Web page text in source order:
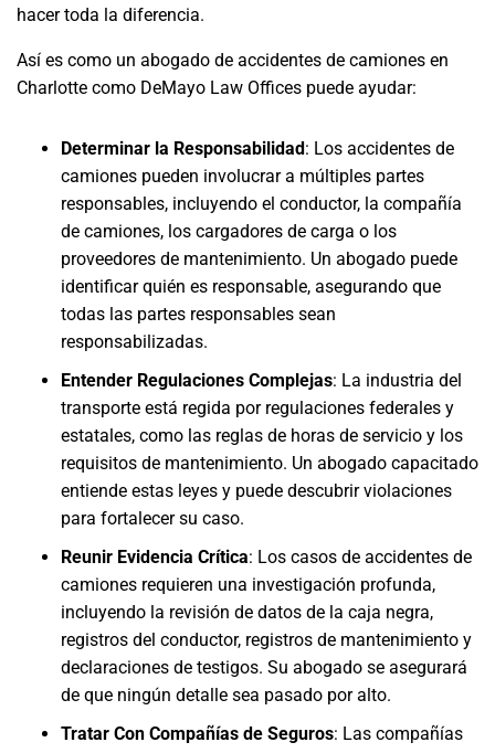
hacer toda la diferencia.
Así es como un abogado de accidentes de camiones en
Charlotte como DeMayo Law Offices puede ayudar:
Determinar la Responsabilidad: Los accidentes de
camiones pueden involucrar a múltiples partes
responsables, incluyendo el conductor, la compañía
de camiones, los cargadores de carga o los
proveedores de mantenimiento. Un abogado puede
identificar quién es responsable, asegurando que
todas las partes responsables sean
responsabilizadas.
Entender Regulaciones Complejas: La industria del
transporte está regida por regulaciones federales y
estatales, como las reglas de horas de servicio y los
requisitos de mantenimiento. Un abogado capacitado
entiende estas leyes y puede descubrir violaciones
para fortalecer su caso.
Reunir Evidencia Crítica: Los casos de accidentes de
camiones requieren una investigación profunda,
incluyendo la revisión de datos de la caja negra,
registros del conductor, registros de mantenimiento y
declaraciones de testigos. Su abogado se asegurará
de que ningún detalle sea pasado por alto.
Tratar Con Compañías de Seguros: Las compañías